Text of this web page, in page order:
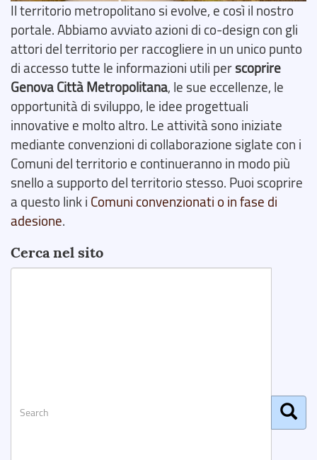
Il territorio metropolitano si evolve, e così il nostro
portale. Abbiamo avviato azioni di co-design con gli
attori del territorio per raccogliere in un unico punto
di accesso tutte le informazioni utili perscoprire
Genova Città Metropolitana, le sue eccellenze, le
opportunità di sviluppo, le idee progettuali
innovative e molto altro. Le attività sono iniziate
mediante convenzioni di collaborazione siglate con i
Comuni del territorio e continueranno in modo più
snello a supporto del territorio stesso. Puoi scoprire
a questo link i Comuni convenzionati o in fase di
adesione.
Cerca nel sito